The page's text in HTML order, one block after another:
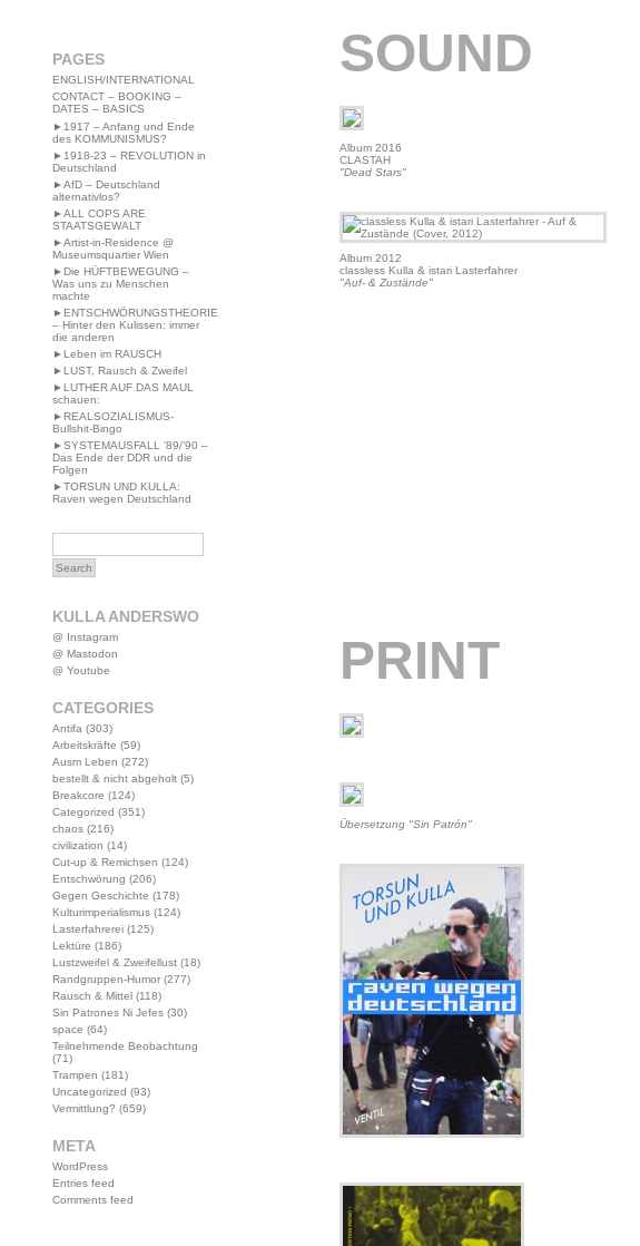
PAGES
ENGLISH/INTERNATIONAL
CONTACT – BOOKING –
DATES – BASICS
►1917 – Anfang und Ende
des KOMMUNISMUS?
►1918-23 – REVOLUTION in
Deutschland
►AfD – Deutschland
alternativlos?
►ALL COPS ARE
STAATSGEWALT
►Artist-in-Residence @
Museumsquartier Wien
►Die HÜFTBEWEGUNG –
Was uns zu Menschen
machte
►ENTSCHWÖRUNGSTHEORIE
– Hinter den Kulissen: immer
die anderen
►Leben im RAUSCH
►LUST, Rausch & Zweifel
►LUTHER AUF DAS MAUL
schauen:
►REALSOZIALISMUS-
Bullshit-Bingo
►SYSTEMAUSFALL ’89/’90 –
Das Ende der DDR und die
Folgen
►TORSUN UND KULLA:
Raven wegen Deutschland
KULLA ANDERSWO
@ Instagram
@ Mastodon
@ Youtube
CATEGORIES
Antifa (303)
Arbeitskräfte (59)
Ausm Leben (272)
bestellt & nicht abgeholt(5)
Breakcore (124)
Categorized (351)
chaos(216)
civilization (14)
Cut-up & Remichsen (124)
Entschwörung (206)
Gegen Geschichte (178)
Kulturimperialismus(124)
Lasterfahrerei(125)
Lektüre (186)
Lustzweifel & Zweifellust(18)
Randgruppen-Humor(277)
Rausch & Mittel(118)
Sin Patrones Ni Jefes(30)
space (64)
Teilnehmende Beobachtung
(71)
Trampen (181)
Uncategorized (93)
Vermittlung? (659)
META
WordPress
Entries feed
Comments feed
SOUND
Album 2016
CLASTAH
"Dead Stars"
Album 2012
classless Kulla & istari Lasterfahrer
"Auf- & Zustände"
PRINT
Übersetzung "Sin Patrón"